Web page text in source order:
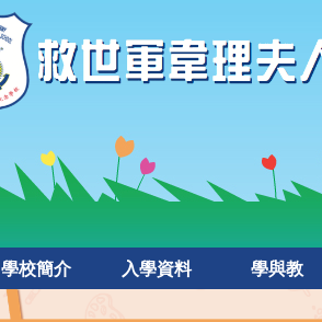
學校簡介 入學資料 學與教